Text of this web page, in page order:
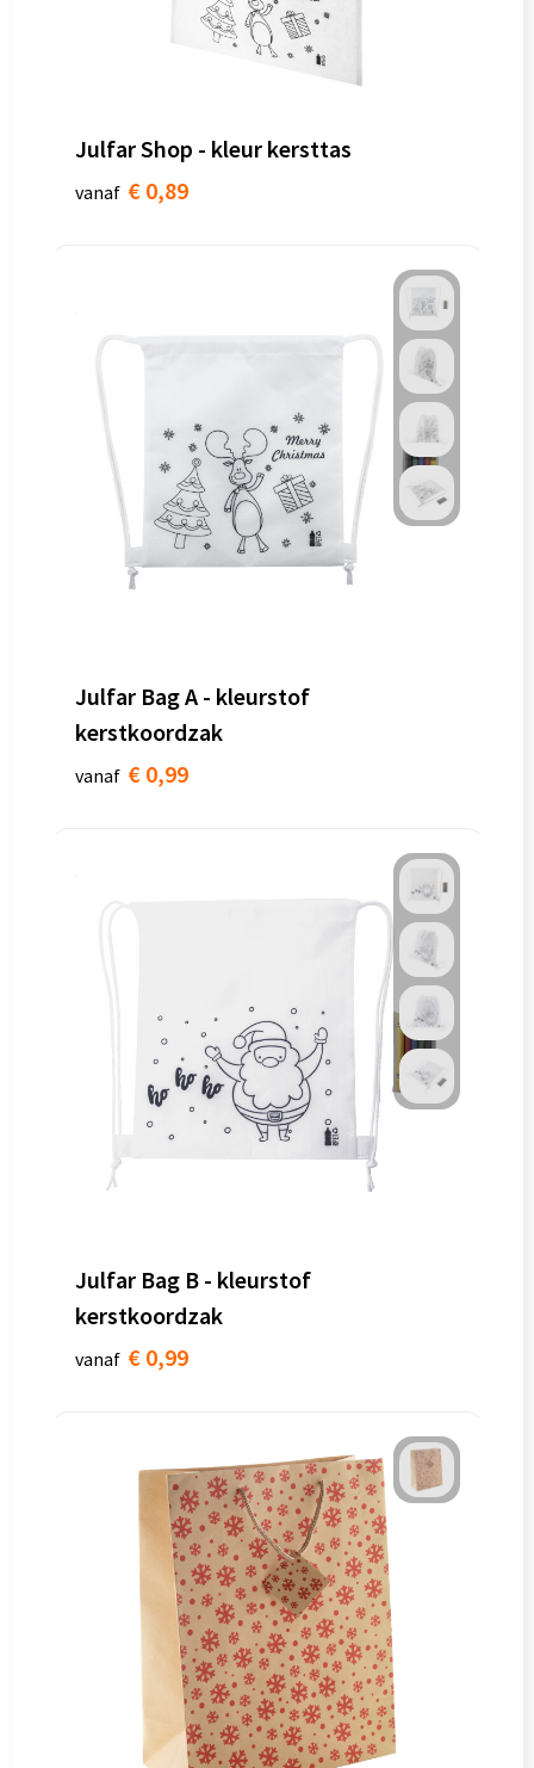
Julfar Shop - kleur kersttas
vanaf € 0,89
Julfar Bag A - kleurstof
kerstkoordzak
vanaf € 0,99
Julfar Bag B - kleurstof
kerstkoordzak
vanaf € 0,99